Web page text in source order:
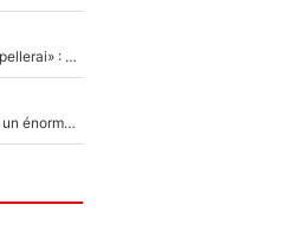
Mercato - OM - «Dès que je prends un club, je t’appellerai» : La promesse de Marcelino au moment de claquer la porte
Victime de racisme contre Murray, Kyrgios pousse un énorme coup de gueule !